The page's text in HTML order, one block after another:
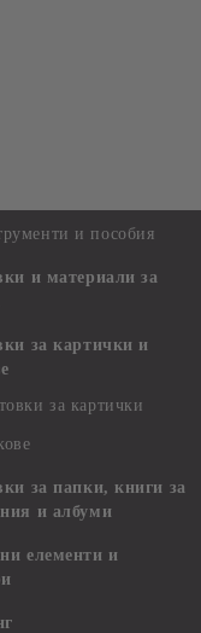
и пособия
и материали за
за картички и
за картички
за папки, книги за
и албуми
елементи и